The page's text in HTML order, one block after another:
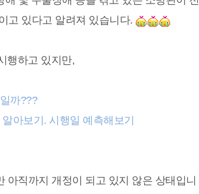
고 있다고 알려져 있습니다.
행하고 있지만,
까???
아보기. 시행일 예측해보기
직까지 개정이 되고 있지 않은 상태입니